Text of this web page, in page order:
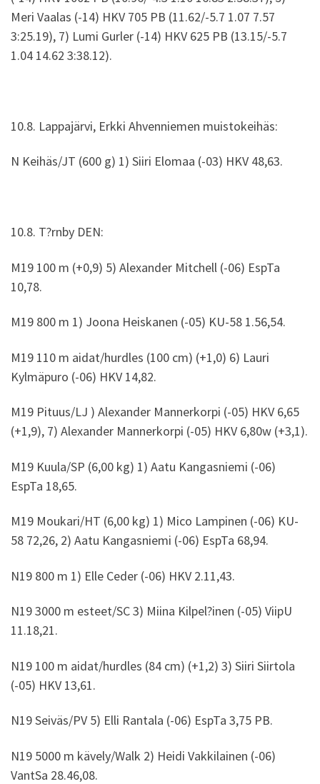
Meri Vaalas (-14) HKV 705 PB (11.62/-5.7 1.07 7.57
3:25.19), 7) Lumi Gurler (-14) HKV 625 PB (13.15/-5.7
1.04 14.62 3:38.12).
10.8. Lappajärvi, Erkki Ahvenniemen muistokeihäs:
N Keihäs/JT (600 g) 1) Siiri Elomaa (-03) HKV 48,63.
10.8. T?rnby DEN:
M19 100 m (+0,9) 5) Alexander Mitchell (-06) EspTa
10,78.
M19 800 m 1) Joona Heiskanen (-05) KU-58 1.56,54.
M19 110 m aidat/hurdles (100 cm) (+1,0) 6) Lauri
Kylmäpuro (-06) HKV 14,82.
M19 Pituus/LJ ) Alexander Mannerkorpi (-05) HKV 6,65
(+1,9), 7) Alexander Mannerkorpi (-05) HKV 6,80w (+3,1).
M19 Kuula/SP (6,00 kg) 1) Aatu Kangasniemi (-06)
EspTa 18,65.
M19 Moukari/HT (6,00 kg) 1) Mico Lampinen (-06) KU-
58 72,26, 2) Aatu Kangasniemi (-06) EspTa 68,94.
N19 800 m 1) Elle Ceder (-06) HKV 2.11,43.
N19 3000 m esteet/SC 3) Miina Kilpel?inen (-05) ViipU
11.18,21.
N19 100 m aidat/hurdles (84 cm) (+1,2) 3) Siiri Siirtola
(-05) HKV 13,61.
N19 Seiväs/PV 5) Elli Rantala (-06) EspTa 3,75 PB.
N19 5000 m kävely/Walk 2) Heidi Vakkilainen (-06)
VantSa 28.46,08.